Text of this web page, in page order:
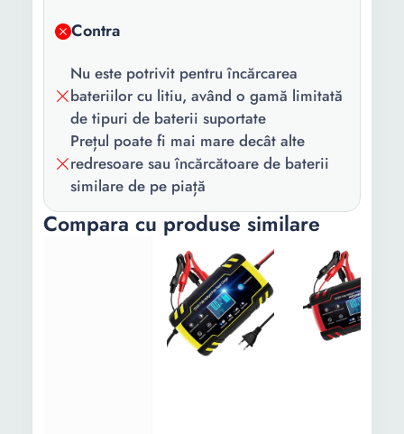
Contra
Nu este potrivit pentru încărcarea
bateriilor cu litiu, având o gamă limitată
de tipuri de baterii suportate
Prețul poate fi mai mare decât alte
redresoare sau încărcătoare de baterii
similare de pe piață
Compara cu produse similare